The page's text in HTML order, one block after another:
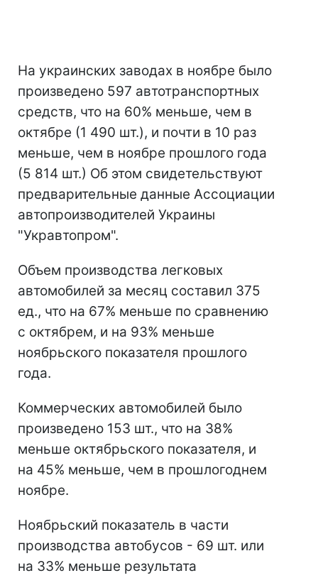
На украинских заводах в ноябре было
произведено 597 автотранспортных
средств, что на 60% меньше, чем в
октябре (1 490 шт.), и почти в 10 раз
меньше, чем в ноябре прошлого года
(5 814 шт.) Об этом свидетельствуют
предварительные данные Ассоциации
автопроизводителей Украины
"Укравтопром".
Объем производства легковых
автомобилей за месяц составил 375
ед., что на 67% меньше по сравнению
с октябрем, и на 93% меньше
ноябрьского показателя прошлого
года.
Коммерческих автомобилей было
произведено 153 шт., что на 38%
меньше октябрьского показателя, и
на 45% меньше, чем в прошлогоднем
ноябре.
Ноябрьский показатель в части
производства автобусов - 69 шт. или
на 33% меньше результата